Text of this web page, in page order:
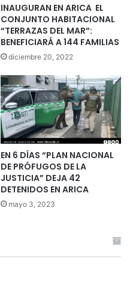
INAUGURAN EN ARICA EL
CONJUNTO HABITACIONAL
“TERRAZAS DEL MAR”:
BENEFICIARÁ A 144 FAMILIAS
diciembre 20, 2022
EN 6 DÍAS “PLAN NACIONAL
DE PRÓFUGOS DE LA
JUSTICIA” DEJA 42
DETENIDOS EN ARICA
mayo 3, 2023